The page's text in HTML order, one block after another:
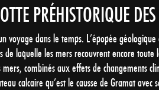
PRÉHISTORIQUE
voyage dans le temps. L’épopée
laquelle les mers recouvrent encore toute
combinés aux effets de changements
calcaire qu’est le causse de Gramat avec